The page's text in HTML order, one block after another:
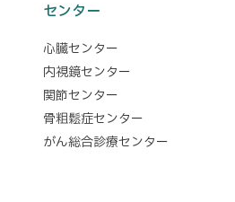
センター
心臓センター
内視鏡センター
関節センター
骨粗鬆症センター
がん総合診療センター